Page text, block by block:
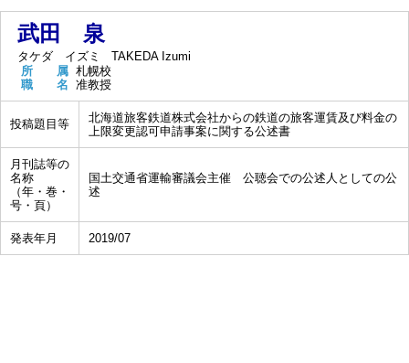
武田 泉
タケダ イズミ
TAKEDA Izumi
所 属 札幌校
職 名 准教授
投稿題目等
北海道旅客鉄道株式会社からの鉄道の旅客運賃及び料金の
上限変更認可申請事案に関する公述書
月刊誌等の
名称
（年・巻・
号・頁）
国土交通省運輸審議会主催 公聴会での公述人としての公
述
発表年月 2019/07